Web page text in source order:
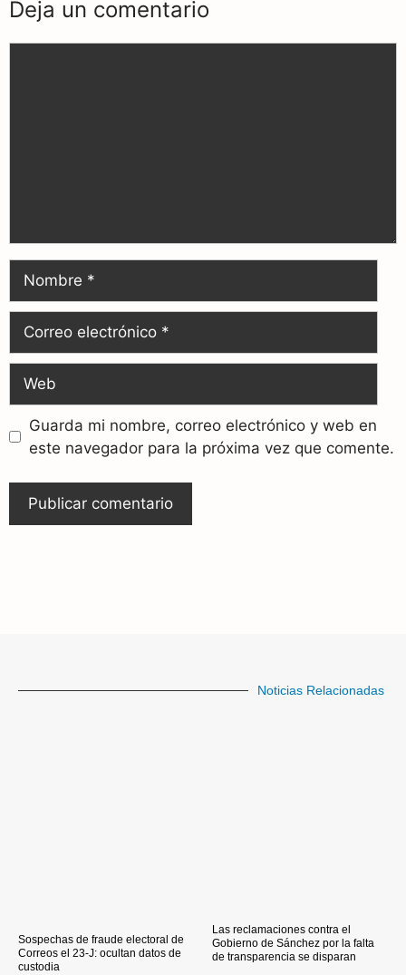
Deja un comentario
Guarda mi nombre, correo electrónico y web en
este navegador para la próxima vez que comente.
Noticias Relacionadas
Sospechas de fraude electoral de
Correos el 23-J: ocultan datos de
custodia
Las reclamaciones contra el
Gobierno de Sánchez por la falta
de transparencia se disparan